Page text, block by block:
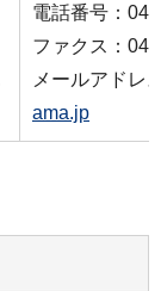
電話番号：
ファクス：
メールアドレ
ama.jp